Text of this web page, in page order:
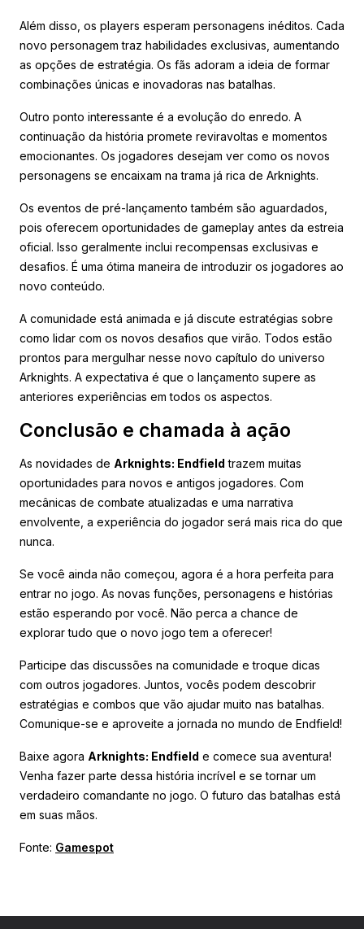
Além disso, os players esperam personagens inéditos. Cada
novo personagem traz habilidades exclusivas, aumentando
as opções de estratégia. Os fãs adoram a ideia de formar
combinações únicas e inovadoras nas batalhas.
Outro ponto interessante é a evolução do enredo. A
continuação da história promete reviravoltas e momentos
emocionantes. Os jogadores desejam ver como os novos
personagens se encaixam na trama já rica de Arknights.
Os eventos de pré-lançamento também são aguardados,
pois oferecem oportunidades de gameplay antes da estreia
oficial. Isso geralmente inclui recompensas exclusivas e
desafios. É uma ótima maneira de introduzir os jogadores ao
novo conteúdo.
A comunidade está animada e já discute estratégias sobre
como lidar com os novos desafios que virão. Todos estão
prontos para mergulhar nesse novo capítulo do universo
Arknights. A expectativa é que o lançamento supere as
anteriores experiências em todos os aspectos.
Conclusão e chamada à ação
As novidades de Arknights: Endfield trazem muitas
oportunidades para novos e antigos jogadores. Com
mecânicas de combate atualizadas e uma narrativa
envolvente, a experiência do jogador será mais rica do que
nunca.
Se você ainda não começou, agora é a hora perfeita para
entrar no jogo. As novas funções, personagens e histórias
estão esperando por você. Não perca a chance de
explorar tudo que o novo jogo tem a oferecer!
Participe das discussões na comunidade e troque dicas
com outros jogadores. Juntos, vocês podem descobrir
estratégias e combos que vão ajudar muito nas batalhas.
Comunique-se e aproveite a jornada no mundo de Endfield!
Baixe agora Arknights: Endfield e comece sua aventura!
Venha fazer parte dessa história incrível e se tornar um
verdadeiro comandante no jogo. O futuro das batalhas está
em suas mãos.
Fonte: Gamespot